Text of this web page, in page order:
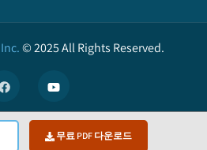
무료 PDF 다운로드
©2025All Rights Reserved.
user experience. (Privacy Policy